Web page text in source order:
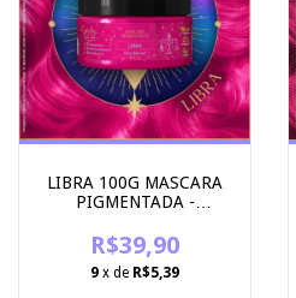
LIBRA 100G MASCARA
PIGMENTADA -
R$39,90
9 x de R$5,39